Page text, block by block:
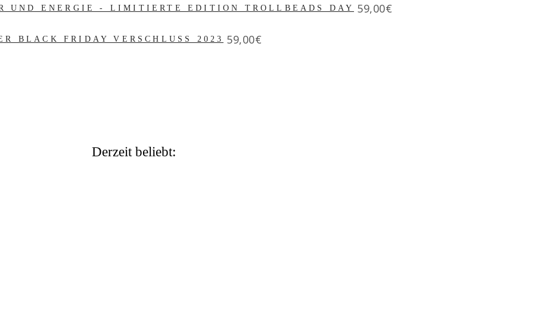
UND ENERGIE - LIMITIERTE EDITION TROLLBEADS DAY Price
59,00€
BLACK FRIDAY VERSCHLUSS 2023 Price
59,00€
Derzeit beliebt: